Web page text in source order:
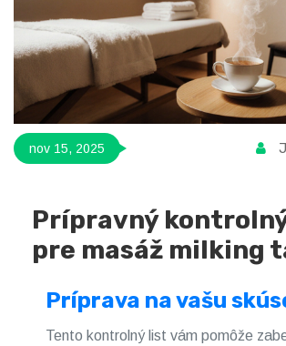
nov 15, 2025
Prípravný
pre masáž milking
Príprava na vašu
Tento kontrolný list vám pomôže